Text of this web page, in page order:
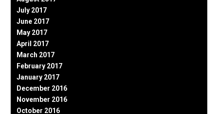
July 2017
June 2017
May 2017
April 2017
March 2017
February 2017
January 2017
December 2016
November 2016
October 2016